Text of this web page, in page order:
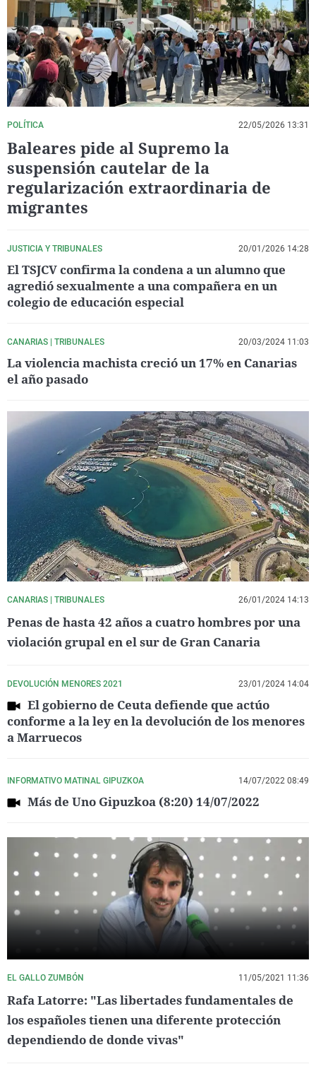
La rosa de los vientos
Gente viajera
Como el perro y el
Caso
Retornados
Equipo de
Operación Viuda
Extremadura
Galicia
La Rioja
Navarra
País Vasco
Virales
Televisión
Elecciones
POLÍTICA 22/05/2026 13:31
Baleares pide al Supremo la
suspensión cautelar de la
regularización extraordinaria de
migrantes
JUSTICIA Y TRIBUNALES 20/01/2026 14:28
El TSJCV confirma la condena a un alumno que
agredió sexualmente a una compañera en un
colegio de educación especial
CANARIAS | TRIBUNALES 20/03/2024 11:03
La violencia machista creció un 17% en Canarias
el año pasado
CANARIAS | TRIBUNALES 26/01/2024 14:13
Penas de hasta 42 años a cuatro hombres por una
violación grupal en el sur de Gran Canaria
DEVOLUCIÓN MENORES 2021 23/01/2024 14:04
El gobierno de Ceuta defiende que actúo
conforme a la ley en la devolución de los menores
a Marruecos
INFORMATIVO MATINAL GIPUZKOA 14/07/2022 08:49
Más de Uno Gipuzkoa (8:20) 14/07/2022
EL GALLO ZUMBÓN 11/05/2021 11:36
Rafa Latorre: "Las libertades fundamentales de
los españoles tienen una diferente protección
dependiendo de donde vivas"